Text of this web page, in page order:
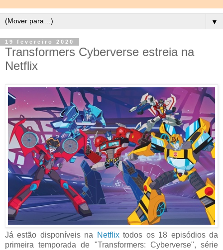
▼
19 fevereiro 2020
Transformers Cyberverse estreia na
Netflix
Já estão disponíveis na Netflixtodos os 18 episódios da
primeira temporada de "Transformers: Cyberverse", série